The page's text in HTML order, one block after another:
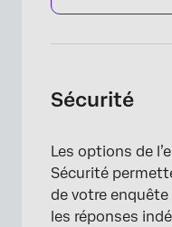
Sécurité
Les options de
Sécurité
de votre
les réponses